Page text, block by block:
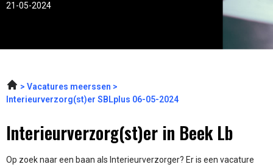
21-05-2024
Vacatures meerssen
Interieurverzorg(st)er SBLplus 06-05-2024
Interieurverzorg(st)er in Beek Lb
Op zoek naar een baan als Interieurverzorger? Er is een vacature